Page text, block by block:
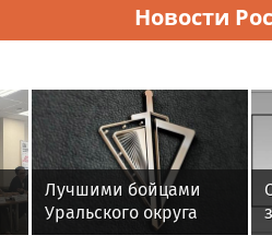
Новости
Лучшими бойцами
Уральского округа
Росгвардии стали